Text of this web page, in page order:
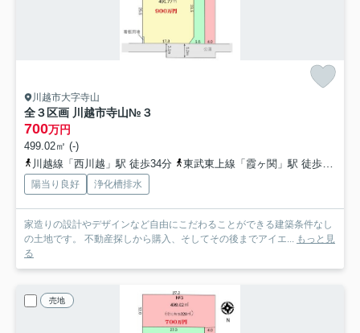
川越市大字寺山
全３区画 川越市寺山№３
700万円
499.02㎡ (-)
川越線「西川越」駅 徒歩34分
東武東上線「霞ヶ関」駅 徒歩38分
陽当り良好 浄化槽排水
家造りの設計やデザインなど自由にこだわることができる建築条件なし
の土地です。 不動産探しから購入、そしてその後までアイエ...
もっと見
る
売地